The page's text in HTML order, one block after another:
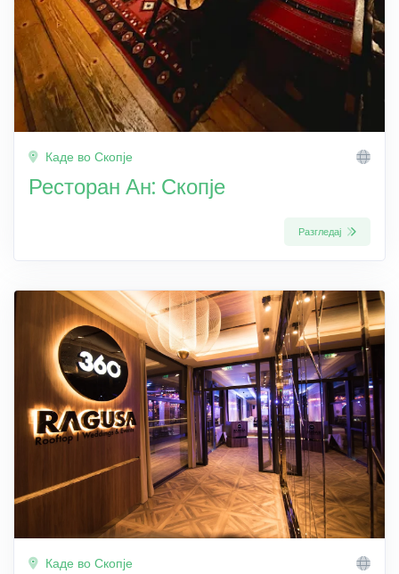
Каде во Скопје
Ресторан Ан: Скопје
Разгледај
Каде во Скопје